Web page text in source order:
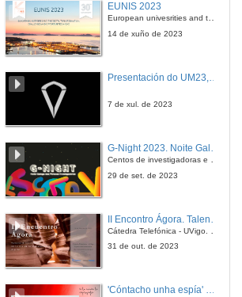
EUNIS 2023
European univesrities and the digital transformation: challenges and opportunities ahead
14 de xuño de 2023
7 de xul. de 2023
G-Night 2023. Noite Galega das Persoas Investigadoras. Conciencias creativas
Centos de investigadoras e investigadores, decenas de actividades e sete cidades
29 de set. de 2023
Cátedra Telefónica - UVigo. Espazos de innovación
31 de out. de 2023
'Cóntacho unha espía' Reto